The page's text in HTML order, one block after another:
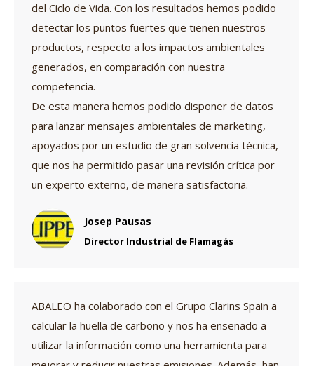
del Ciclo de Vida. Con los resultados hemos podido
detectar los puntos fuertes que tienen nuestros
productos, respecto a los impactos ambientales
generados, en comparación con nuestra
competencia.
De esta manera hemos podido disponer de datos
para lanzar mensajes ambientales de marketing,
apoyados por un estudio de gran solvencia técnica,
que nos ha permitido pasar una revisión crítica por
un experto externo, de manera satisfactoria.
Josep Pausas
Director Industrial de Flamagás
ABALEO ha colaborado con el Grupo Clarins Spain a
calcular la huella de carbono y nos ha enseñado a
utilizar la información como una herramienta para